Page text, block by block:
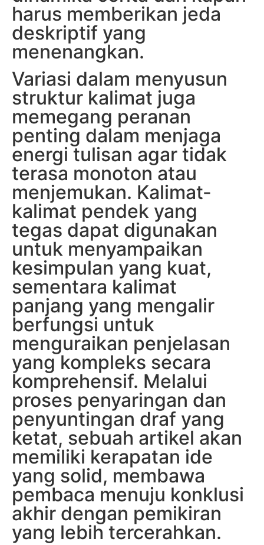
harus memberikan jeda
deskriptif yang
menenangkan.
Variasi dalam menyusun
struktur kalimat juga
memegang peranan
penting dalam menjaga
energi tulisan agar tidak
terasa monoton atau
menjemukan. Kalimat-
kalimat pendek yang
tegas dapat digunakan
untuk menyampaikan
kesimpulan yang kuat,
sementara kalimat
panjang yang mengalir
berfungsi untuk
menguraikan penjelasan
yang kompleks secara
komprehensif. Melalui
proses penyaringan dan
penyuntingan draf yang
ketat, sebuah artikel akan
memiliki kerapatan ide
yang solid, membawa
pembaca menuju konklusi
akhir dengan pemikiran
yang lebih tercerahkan.